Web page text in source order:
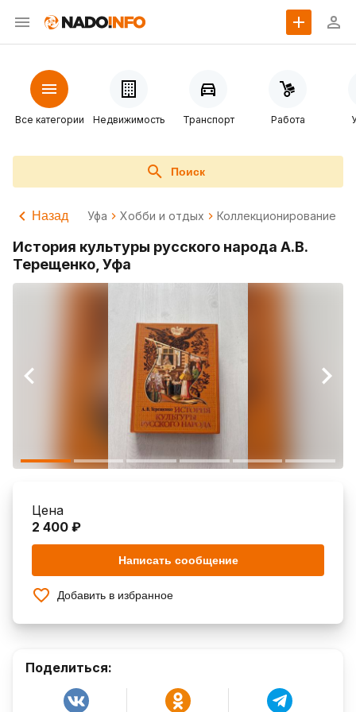
Все категории Недвижимость Транспорт Работа
Поиск
Назад Уфа Хобби и отдых Коллекционирование
История культуры русского народа А.В.
Терещенко, Уфа
Цена
2 400 ₽
Написать сообщение
Добавить в избранное
Поделиться: